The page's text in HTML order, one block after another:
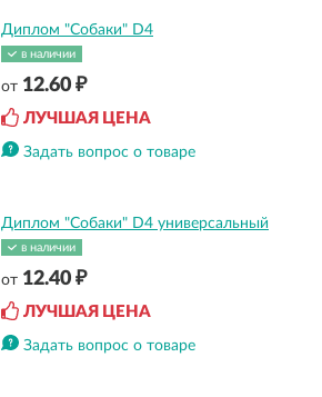
Диплом "Собаки" D4
в наличии
от12.60 ₽
ЛУЧШАЯ ЦЕНА
Задать вопрос о товаре
Диплом "Собаки" D4 универсальный
в наличии
от12.40 ₽
ЛУЧШАЯ ЦЕНА
Задать вопрос о товаре